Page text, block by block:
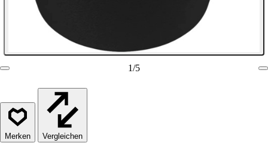
1/5
Vergleichen